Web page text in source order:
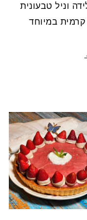
וניל טבעונית
קרמית במיוחד